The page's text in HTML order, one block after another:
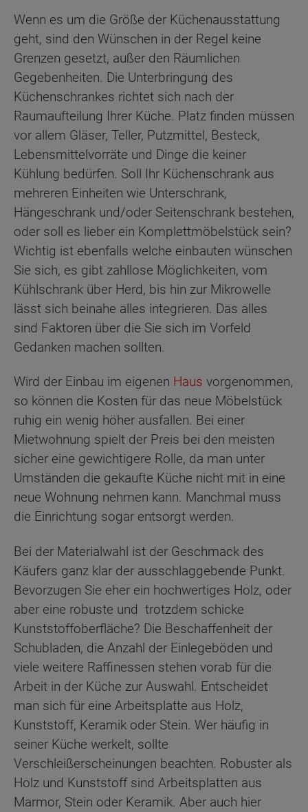
Wenn es um die Größe der Küchenausstattung
geht, sind den Wünschen in der Regel keine
Grenzen gesetzt, außer den Räumlichen
Gegebenheiten. Die Unterbringung des
Küchenschrankes richtet sich nach der
Raumaufteilung Ihrer Küche. Platz finden müssen
vor allem Gläser, Teller, Putzmittel, Besteck,
Lebensmittelvorräte und Dinge die keiner
Kühlung bedürfen. Soll Ihr Küchenschrank aus
mehreren Einheiten wie Unterschrank,
Hängeschrank und/oder Seitenschrank bestehen,
oder soll es lieber ein Komplettmöbelstück sein?
Wichtig ist ebenfalls welche einbauten wünschen
Sie sich, es gibt zahllose Möglichkeiten, vom
Kühlschrank über Herd, bis hin zur Mikrowelle
lässt sich beinahe alles integrieren. Das alles
sind Faktoren über die Sie sich im Vorfeld
Gedanken machen sollten.
Wird der Einbau im eigenen Haus vorgenommen,
so können die Kosten für das neue Möbelstück
ruhig ein wenig höher ausfallen. Bei einer
Mietwohnung spielt der Preis bei den meisten
sicher eine gewichtigere Rolle, da man unter
Umständen die gekaufte Küche nicht mit in eine
neue Wohnung nehmen kann. Manchmal muss
die Einrichtung sogar entsorgt werden.
Bei der Materialwahl ist der Geschmack des
Käufers ganz klar der ausschlaggebende Punkt.
Bevorzugen Sie eher ein hochwertiges Holz, oder
aber eine robuste und trotzdem schicke
Kunststoffoberfläche? Die Beschaffenheit der
Schubladen, die Anzahl der Einlegeböden und
viele weitere Raffinessen stehen vorab für die
Arbeit in der Küche zur Auswahl. Entscheidet
man sich für eine Arbeitsplatte aus Holz,
Kunststoff, Keramik oder Stein. Wer häufig in
seiner Küche werkelt, sollte
Verschleißerscheinungen beachten. Robuster als
Holz und Kunststoff sind Arbeitsplatten aus
Marmor, Stein oder Keramik. Aber auch hier